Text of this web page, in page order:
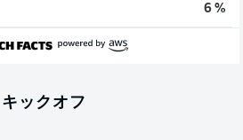
6 %
キックオフ